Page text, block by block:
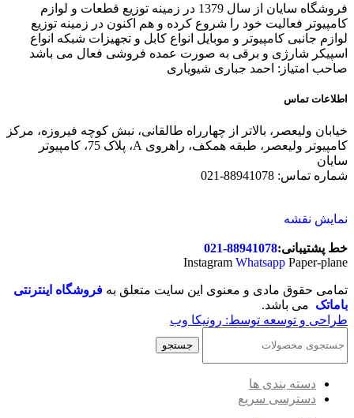
فروشگاه سایان از سال 1379 در زمینه توزیع قطعات و لوازم
کامپیوتر فعالیت خود را شروع کرده و هم اکنون در زمینه توزیع
لوازم جانبی کامپیوتر و موبایل انواع کابل و تجهیزات شبکه انواع
اسپیکر شارژی و برقی به صورت عمده فروشی فعال می باشد
صاحب امتیاز: احمد جباری شیویاری
اطلاعات تماس
خیابان ولیعصر، بالاتر از چهارراه طالقانی، نبش کوچه فیروزه، مرکز
کامپیوتر ولیعصر، طبقه همکف، راهروی A، پلاک 75، کامپیوتر
سایان
شماره تماس: 88941078-021
نمایش نقشه
خط پشتیبانی:88941078-021
Instagram Whatsapp Paper-plane
تمامی حقوق مادی و معنوی این سایت متعلق به فروشگاه اینترنتی
باماتک می باشد.
طراحی و توسعه توسط: رونیکا وب
جستجو
دسته بندی ها
دسترسی سریع